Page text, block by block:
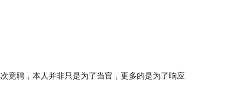
竞聘，本人并非只是为了当官，更多的是为了响应